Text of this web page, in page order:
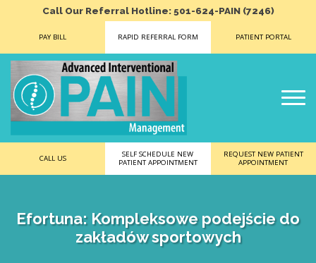
Call Our Referral Hotline: 501-624-PAIN (7246)
PAY BILL RAPID REFERRAL FORM PATIENT PORTAL
CALL US
SELF SCHEDULE NEW
PATIENT APPOINTMENT
REQUEST NEW PATIENT
APPOINTMENT
Efortuna: Kompleksowe podejście do
zakładów sportowych